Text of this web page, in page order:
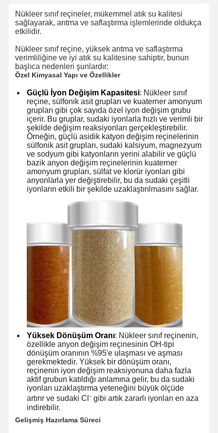
Nükleer sınıf reçineler, mükemmel atık su kalitesi
sağlayarak, arıtma ve saflaştırma işlemlerinde oldukça
etkilidir.
Nükleer sınıf reçine, yüksek arıtma ve saflaştırma
verimliliğine ve iyi atık su kalitesine sahiptir, bunun
başlıca nedenleri şunlardır:
Özel Kimyasal Yapı ve Özellikler
Güçlü İyon Değişim Kapasitesi: Nükleer sınıf
reçine, sülfonik asit grupları ve kuaterner amonyum
grupları gibi çok sayıda özel iyon değişim grubu
içerir. Bu gruplar, sudaki iyonlarla hızlı ve verimli bir
şekilde değişim reaksiyonları gerçekleştirebilir.
Örneğin, güçlü asidik katyon değişim reçinelerinin
sülfonik asit grupları, sudaki kalsiyum, magnezyum
ve sodyum gibi katyonların yerini alabilir ve güçlü
bazik anyon değişim reçinelerinin kuaterner
amonyum grupları, sülfat ve klorür iyonları gibi
anyonlarla yer değiştirebilir, bu da sudaki çeşitli
iyonların etkili bir şekilde uzaklaştırılmasını sağlar.
Yüksek Dönüşüm Oranı: Nükleer sınıf reçinenin,
özellikle anyon değişim reçinesinin OH-tipi
dönüşüm oranının %95'e ulaşması ve aşması
gerekmektedir. Yüksek bir dönüşüm oranı,
reçinenin iyon değişim reaksiyonuna daha fazla
aktif grubun katıldığı anlamına gelir, bu da sudaki
iyonları uzaklaştırma yeteneğini büyük ölçüde
artırır ve sudaki Cl⁻ gibi artık zararlı iyonları en aza
indirebilir.
Gelişmiş Hazırlama Süreci